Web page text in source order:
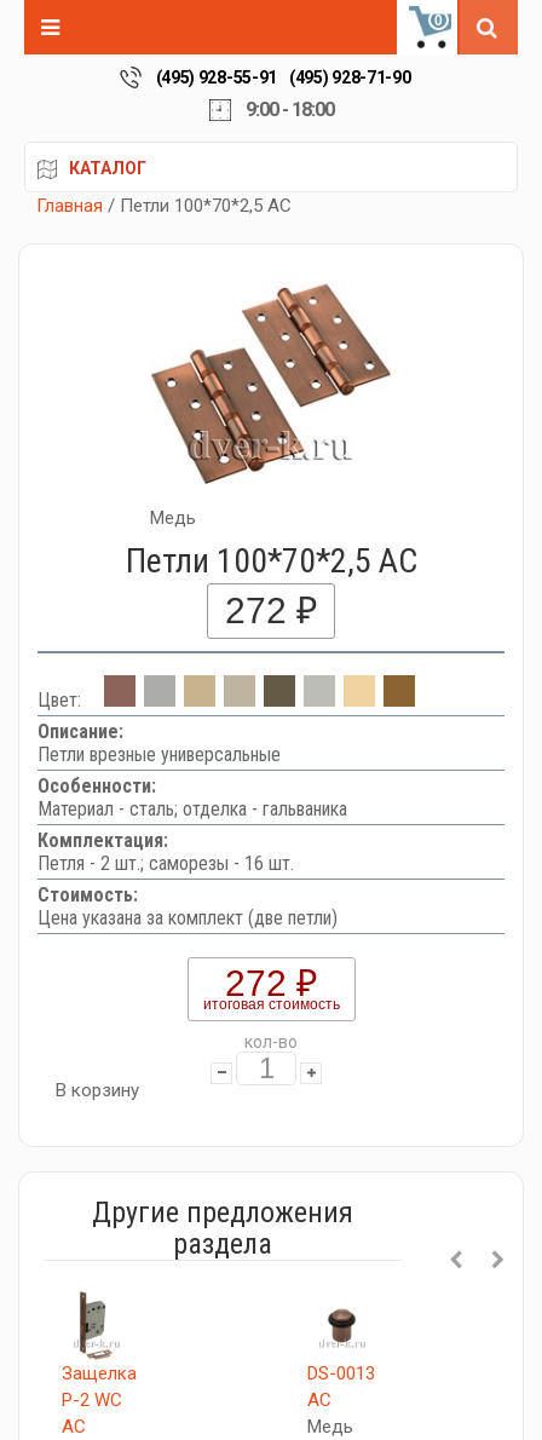
0
(495) 928-55-91 (495) 928-71-90
9:00 - 18:00
КАТАЛОГ
Главная / Петли 100*70*2,5 AC
Медь
Петли 100*70*2,5 AC
272 ₽
Цвет:
Описание:
Петли врезные универсальные
Особенности:
Материал - сталь; отделка - гальваника
Комплектация:
Петля - 2 шт.; саморезы - 16 шт.
Стоимость:
Цена указана за комплект (две петли)
272 ₽
итоговая стоимость
кол-во
В корзину
Другие предложения
раздела
Защелка
P-2 WC
AC
DS-0013
AC
Медь